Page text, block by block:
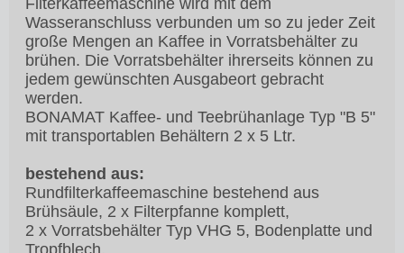
Filterkaffeemaschine wird mit dem
Wasseranschluss verbunden um so zu jeder Zeit
große Mengen an Kaffee in Vorratsbehälter zu
brühen. Die Vorratsbehälter ihrerseits können zu
jedem gewünschten Ausgabeort gebracht
werden.
BONAMAT Kaffee- und Teebrühanlage Typ "B 5"
mit transportablen Behältern 2 x 5 Ltr.
bestehend aus:
Rundfilterkaffeemaschine bestehend aus
Brühsäule, 2 x Filterpfanne komplett,
2 x Vorratsbehälter Typ VHG 5, Bodenplatte und